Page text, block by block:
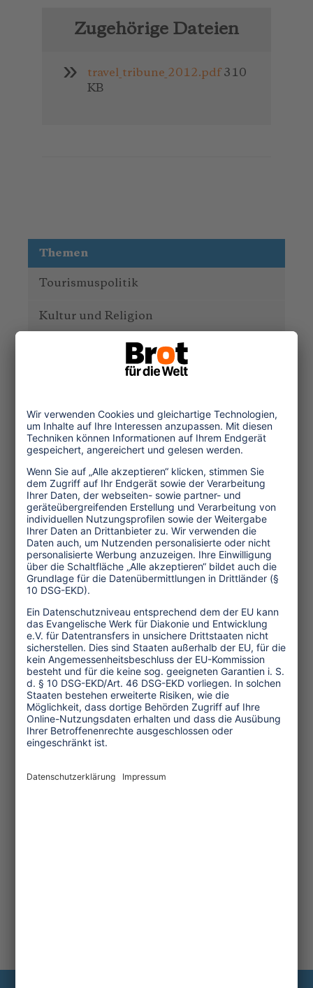
Zugehörige Dateien
travel_tribune_2012.pdf310
KB
Themen
Tourismuspolitik
Kultur und Religion
Umwelt und Klima
Menschenrechte
Unternehmensverantwortung
Service und Tipps
One Planet Guide für faires
Reisen
Transforming Tourism